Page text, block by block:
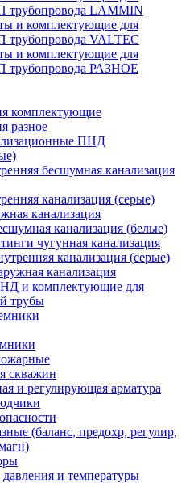
трубопровода LAMMIN
и комплектующие для
трубопровода VALTEC
и комплектующие для
трубопровода РАЗНОЕ
комплектующие
разное
ПНД
бесшумная канализация
канализация (серые)
канализация
канализация (белые)
чугунная канализация
канализация (серые)
канализация
и комплектующие для
трубы
скважин
и регулирующая арматура
(баланс, предохр, регулир,
давления и температуры